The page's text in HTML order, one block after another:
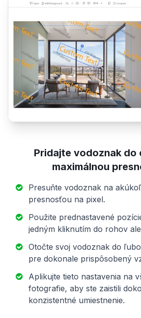
Pridajte vodoznak do
maximálnou
Presuňte vodoznak na
presnosťou na pixel.
Použite prednastavené
jedným kliknutím do rohov
Otočte svoj vodoznak do
pre dokonale prispôsobený
Aplikujte tieto nastavenia na
fotografie, aby ste zaistili
konzistentné umiestnenie.